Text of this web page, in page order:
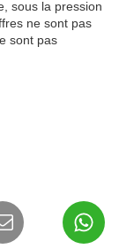
sous la pression
ne sont pas
sont pas